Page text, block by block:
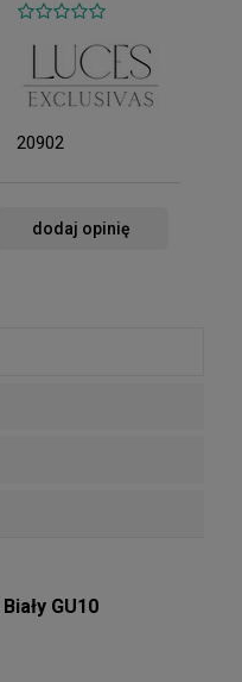
20902
dodaj opinię
GU10